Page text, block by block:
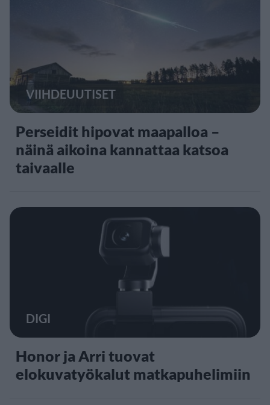
VIIHDEUUTISET
Perseidit hipovat maapalloa –
näinä aikoina kannattaa katsoa
taivaalle
DIGI
Honor ja Arri tuovat
elokuvatyökalut matkapuhelimiin